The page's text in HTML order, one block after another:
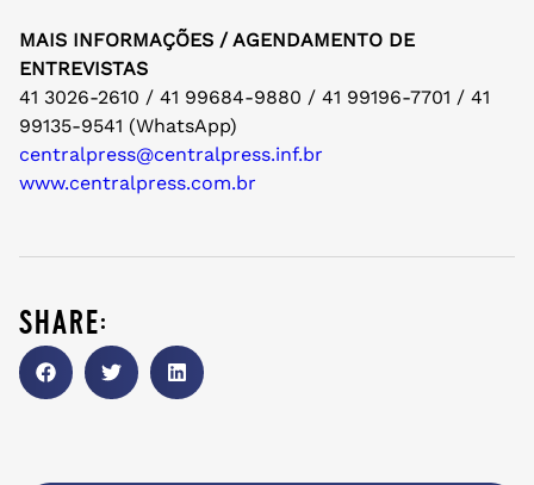
MAIS INFORMAÇÕES / AGENDAMENTO DE
ENTREVISTAS
41 3026-2610 / 41 99684-9880 / 41 99196-7701 / 41
99135-9541 (WhatsApp)
centralpress@centralpress.inf.br
www.centralpress.com.br
share: